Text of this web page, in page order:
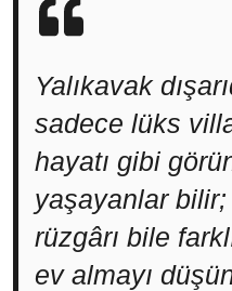
Yalıkavak
sadece lüks
hayatı gibi
yaşayanlar bilir;
rüzgârı bile
ev almayı